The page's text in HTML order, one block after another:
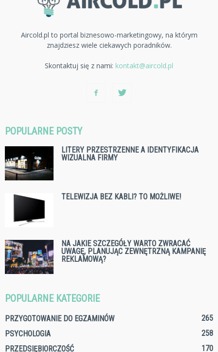
Aircold.pl to portal biznesowo-marketingowy, na którym
znajdziesz wiele ciekawych poradników.
Skontaktuj się z nami: kontakt@aircold.pl
POPULARNE POSTY
LITERY PRZESTRZENNE A IDENTYFIKACJA
WIZUALNA FIRMY
TELEWIZJA BEZ KABLI? TO MOŻLIWE!
NA JAKIE SZCZEGÓŁY WARTO ZWRACAĆ
UWAGĘ, PLANUJĄC ZEWNĘTRZNĄ KAMPANIĘ
REKLAMOWĄ?
POPULARNE KATEGORIE
PRZYGOTOWANIE DO EGZAMINÓW
265
PSYCHOLOGIA
258
PRZEDSIĘBIORCZOŚĆ
170